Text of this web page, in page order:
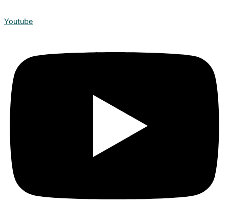
Youtube